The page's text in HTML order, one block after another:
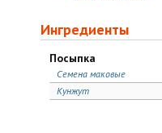
Ингредиенты
Посыпка
Семена маковые
Кунжут